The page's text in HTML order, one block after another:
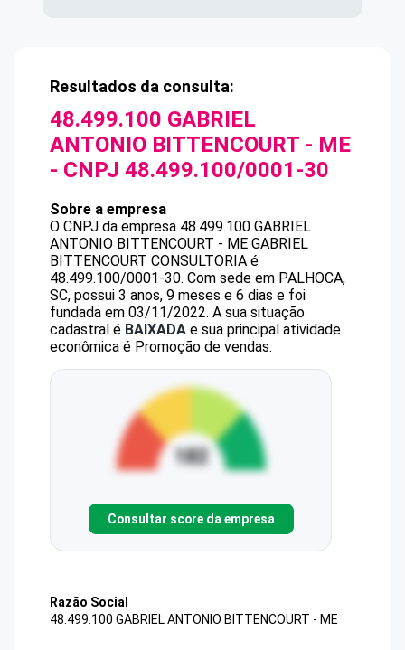
Resultados da consulta:
48.499.100 GABRIEL
ANTONIO BITTENCOURT - ME
- CNPJ 48.499.100/0001-30
Sobre a empresa
O CNPJ da empresa 48.499.100 GABRIEL
ANTONIO BITTENCOURT - ME GABRIEL
BITTENCOURT CONSULTORIA é
48.499.100/0001-30. Com sede em PALHOCA,
SC, possui 3 anos, 9 meses e 6 dias e foi
fundada em 03/11/2022. A sua situação
cadastral é BAIXADA e sua principal atividade
econômica é Promoção de vendas.
Consultar score da empresa
Razão Social
48.499.100 GABRIEL ANTONIO BITTENCOURT - ME